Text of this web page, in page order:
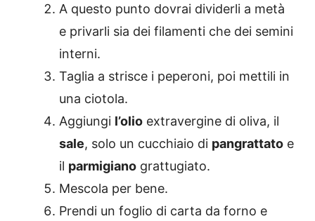
A questo punto dovrai dividerli a metà
e privarli sia dei filamenti che dei semini
interni.
Taglia a strisce i peperoni, poi mettili in
una ciotola.
Aggiungi l’olio extravergine di oliva, il
sale, solo un cucchiaio di pangrattato e
il parmigiano grattugiato.
Mescola per bene.
Prendi un foglio di carta da forno e